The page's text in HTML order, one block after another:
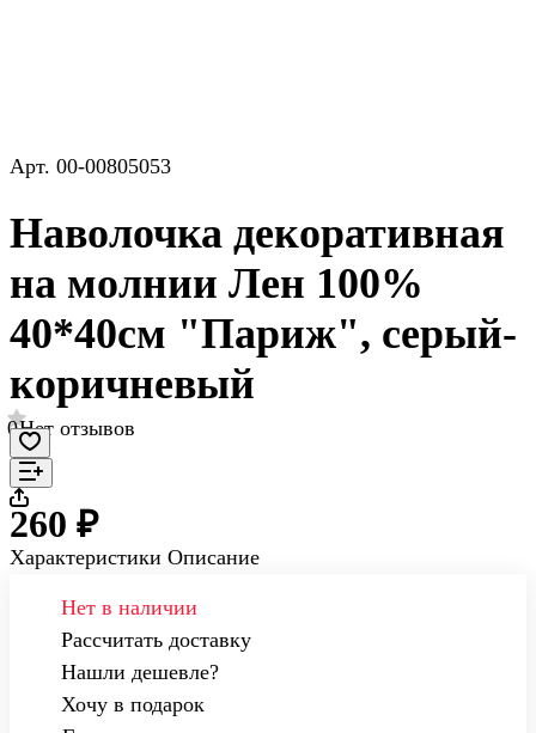
Арт. 00-00805053
Наволочка декоративная
на молнии Лен 100%
40*40см "Париж", серый-
коричневый
0Нет отзывов
260 ₽
Характеристики Описание
Нет в наличии
Рассчитать доставку
Нашли дешевле?
Хочу в подарок